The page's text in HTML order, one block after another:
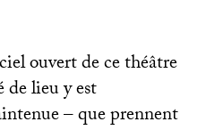
ouvert de ce théâtre
de lieu y est
– que prennent